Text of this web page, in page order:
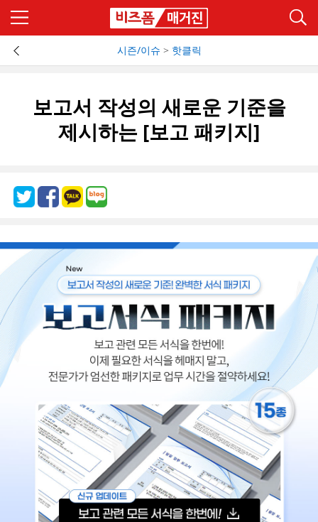
시즌/이슈 > 핫클릭
보고서 작성의 새로운 기준을
제시하는 [보고 패키지]